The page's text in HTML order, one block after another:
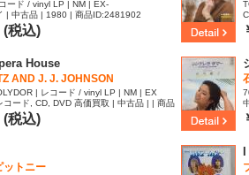
ード / vinyl LP | NM | EX-
| 中古品 | 1980 | 商品ID:2481902
(税込)
House
AND J. J. JOHNSON
| レコード / vinyl LP | NM | EX
ード, CD, DVD 高価買取 | 中古品 | | 商品
(税込)
ットニー